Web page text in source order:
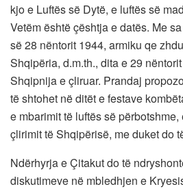
kjo e Luftës së Dytë, e luftës së
Vetëm është çështja e datës. Me
së 28 nëntorit 1944, armiku qe
Shqipëria, d.m.th., dita e 29
Shqipnija e çliruar. Prandaj
të shtohet në ditët e festave
e mbarimit të luftës së
çlirimit të Shqipërisë, me duket do
Ndërhyrja e Çitakut do të
diskutimeve në mbledhjen e